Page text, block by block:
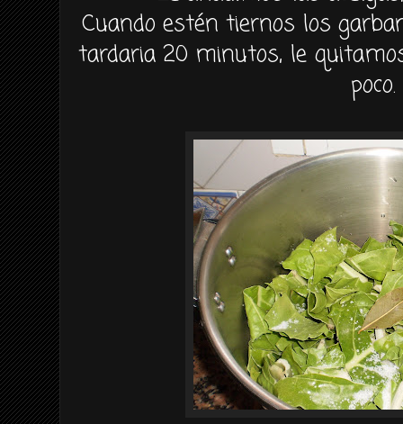
Cuando estén tiernos los
tardaria 20 minutos, le
poco.